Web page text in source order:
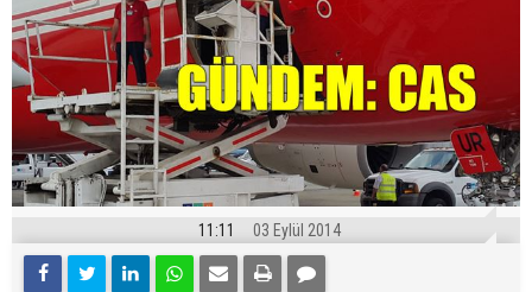
11:11 03 Eylül 2014